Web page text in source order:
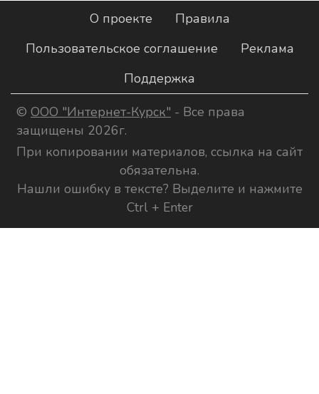
О проекте
Правила
Пользовательское соглашение
Реклама
Поддержка
© ООО "Интернет-Курск" - Все права
защищены 2026г.
При копировании материалов, ссылка на сайт
обязательна.
Нашли ошибку в тексте? Выделите и нажмите
Ctrl + Enter